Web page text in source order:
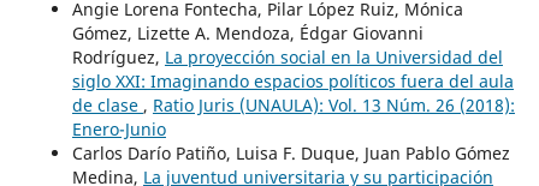
Angie Lorena Fontecha, Pilar López Ruiz, Mónica
Gómez, Lizette A. Mendoza, Édgar Giovanni
Rodríguez, La proyección social en la Universidad del
siglo XXI: Imaginando espacios políticos fuera del aula
de clase , Ratio Juris (UNAULA): Vol. 13 Núm. 26 (2018):
Enero-Junio
Carlos Darío Patiño, Luisa F. Duque, Juan Pablo Gómez
Medina, La juventud universitaria y su participación